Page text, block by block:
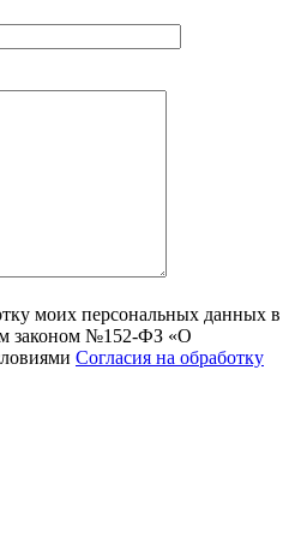
моих персональных данных в
законом №152-ФЗ «О
Согласия на обработку